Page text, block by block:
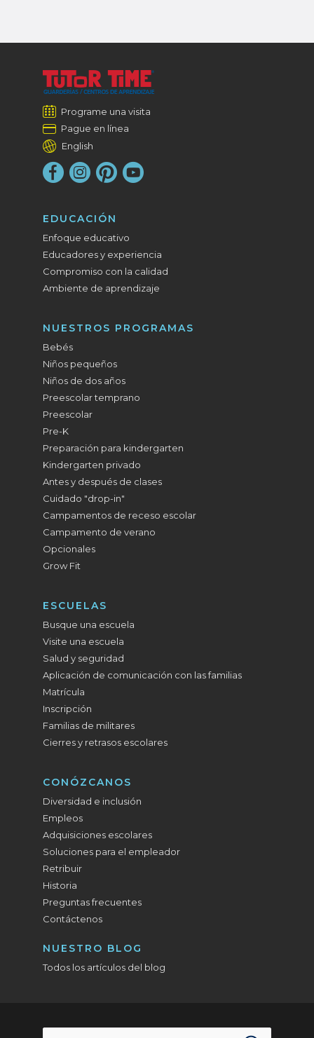
Programe una visita
Pague en línea
English
EDUCACIÓN
Enfoque educativo
Educadores y experiencia
Compromiso con la calidad
Ambiente de aprendizaje
NUESTROS PROGRAMAS
Bebés
Niños pequeños
Niños de dos años
Preescolar temprano
Preescolar
Pre-K
Preparación para kindergarten
Kindergarten privado
Antes y después de clases
Cuidado "drop-in"
Campamentos de receso escolar
Campamento de verano
Opcionales
Grow Fit
ESCUELAS
Busque una escuela
Visite una escuela
Salud y seguridad
Aplicación de comunicación con las familias
Matrícula
Inscripción
Familias de militares
Cierres y retrasos escolares
CONÓZCANOS
Diversidad e inclusión
Empleos
Adquisiciones escolares
Soluciones para el empleador
Retribuir
Historia
Preguntas frecuentes
Contáctenos
NUESTRO BLOG
Todos los artículos del blog